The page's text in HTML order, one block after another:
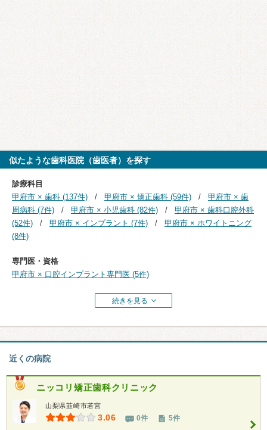
似たような歯科医院（歯医者）を探す
診療科目
甲府市 × 歯科 (137件)
甲府市 × 矯正歯科 (59件)
甲府市 × 歯
周病科 (7件)
甲府市 × 小児歯科 (82件)
甲府市 × 歯科口腔外科
(52件)
甲府市 × インプラント (7件)
甲府市 × ホワイトニング
(8件)
専門医・資格
甲府市 × 口腔インプラント専門医 (5件)
続きを見る
近くの病院
ニッコリ矯正歯科クリニック
山梨県韮崎市若宮
3.06 0件 5件